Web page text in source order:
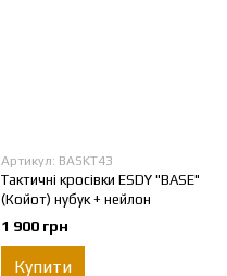
Артикул: BASKT43
Тактичні кросівки ESDY "BASE"
(Койот) нубук + нейлон
1 900 грн
Купити